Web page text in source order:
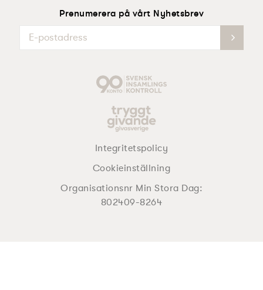
Prenumerera på vårt Nyhetsbrev
Integritetspolicy
Cookieinställning
Organisationsnr Min Stora Dag:
802409-8264